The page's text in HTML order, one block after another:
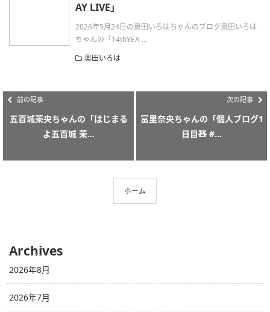
AY LIVE」
2026年5月24日の奥田いろはちゃんのブログ奥田いろは
ちゃんの「14thYEA ...
奥田いろは
前の記事
五百城茉央ちゃんの「はじまる
よ五百城 茉...
次の記事
冨里奈央ちゃんの「個人ブログ1
日目🧸 #...
ホーム
Archives
2026年8月
2026年7月